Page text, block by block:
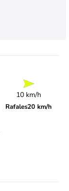
10 km/h
Rafales20 km/h